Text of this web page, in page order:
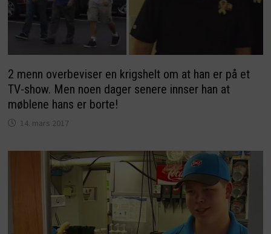
2 menn overbeviser en krigshelt om at han er på et
TV-show. Men noen dager senere innser han at
møblene hans er borte!
14. mars 2017